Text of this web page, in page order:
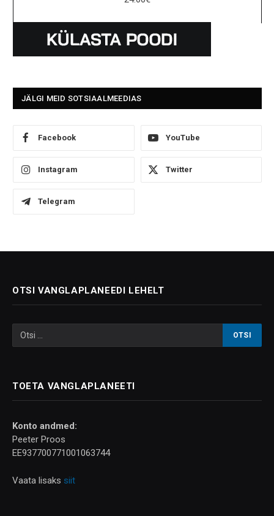
JÄLGI MEID SOTSIAALMEEDIAS
Facebook YouTube
Instagram Twitter
Telegram
OTSI VANGLAPLANEEDI LEHELT
TOETA VANGLAPLANEETI
Konto andmed:
Peeter Proos
EE937700771001063744
Vaata lisaks siit